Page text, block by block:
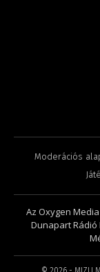
Moderációs
Az Oxygen
Dunapart Rádió